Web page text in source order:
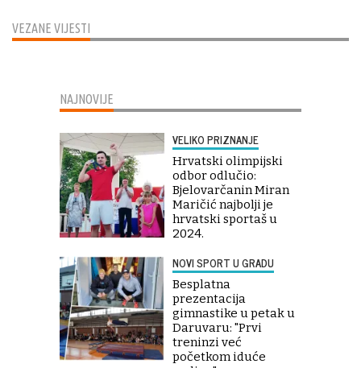
VEZANE VIJESTI
NAJNOVIJE
VELIKO PRIZNANJE
Hrvatski olimpijski
odbor odlučio:
Bjelovarčanin Miran
Maričić najbolji je
hrvatski sportaš u
2024.
NOVI SPORT U GRADU
Besplatna
prezentacija
gimnastike u petak u
Daruvaru: "Prvi
treninzi već
početkom iduće